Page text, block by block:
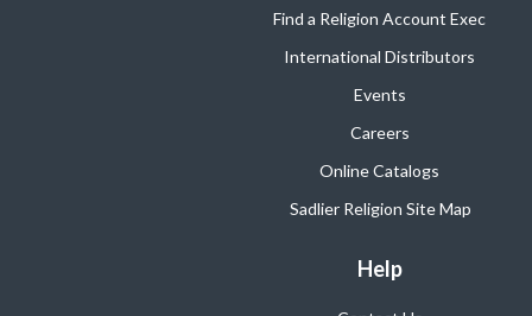
Find a Religion Account Exec
International Distributors
Events
Careers
Online Catalogs
Sadlier Religion Site Map
Help